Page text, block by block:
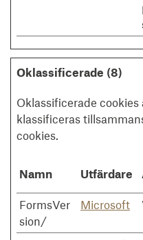
Oklassificerade (8)
Oklassificerade
klassificeras
cookies.
Namn Utfärdare
FormsVer
sion/
Microsoft